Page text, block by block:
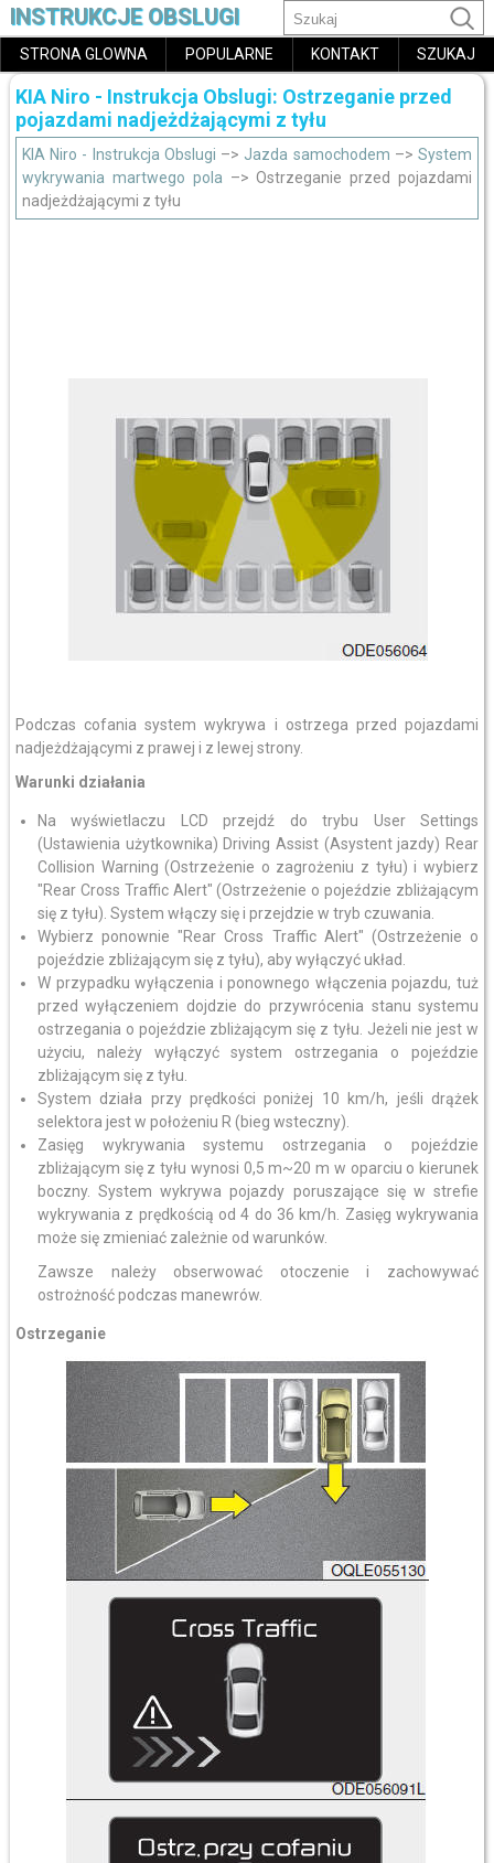
INSTRUKCJE OBSLUGI
STRONA GLOWNA POPULARNE KONTAKT SZUKAJ
KIA Niro - Instrukcja Obslugi: Ostrzeganie przed
pojazdami nadjeżdżającymi z tyłu
KIA Niro - Instrukcja Obslugi –> Jazda samochodem –>System
wykrywania martwego pola –> Ostrzeganie przed pojazdami
nadjeżdżającymi z tyłu
Podczas cofania system wykrywa i ostrzega przed pojazdami
nadjeżdżającymi z prawej i z lewej strony.
Warunki działania
Na wyświetlaczu LCD przejdź do trybu User Settings
(Ustawienia użytkownika) Driving Assist (Asystent jazdy) Rear
Collision Warning (Ostrzeżenie o zagrożeniu z tyłu) i wybierz
"Rear Cross Traffic Alert" (Ostrzeżenie o pojeździe zbliżającym
się z tyłu). System włączy się i przejdzie w tryb czuwania.
Wybierz ponownie "Rear Cross Traffic Alert" (Ostrzeżenie o
pojeździe zbliżającym się z tyłu), aby wyłączyć układ.
W przypadku wyłączenia i ponownego włączenia pojazdu, tuż
przed wyłączeniem dojdzie do przywrócenia stanu systemu
ostrzegania o pojeździe zbliżającym się z tyłu. Jeżeli nie jest w
użyciu, należy wyłączyć system ostrzegania o pojeździe
zbliżającym się z tyłu.
System działa przy prędkości poniżej 10 km/h, jeśli drążek
selektora jest w położeniu R (bieg wsteczny).
Zasięg wykrywania systemu ostrzegania o pojeździe
zbliżającym się z tyłu wynosi 0,5 m~20 m w oparciu o kierunek
boczny. System wykrywa pojazdy poruszające się w strefie
wykrywania z prędkością od 4 do 36 km/h. Zasięg wykrywania
może się zmieniać zależnie od warunków.
Zawsze należy obserwować otoczenie i zachowywać
ostrożność podczas manewrów.
Ostrzeganie